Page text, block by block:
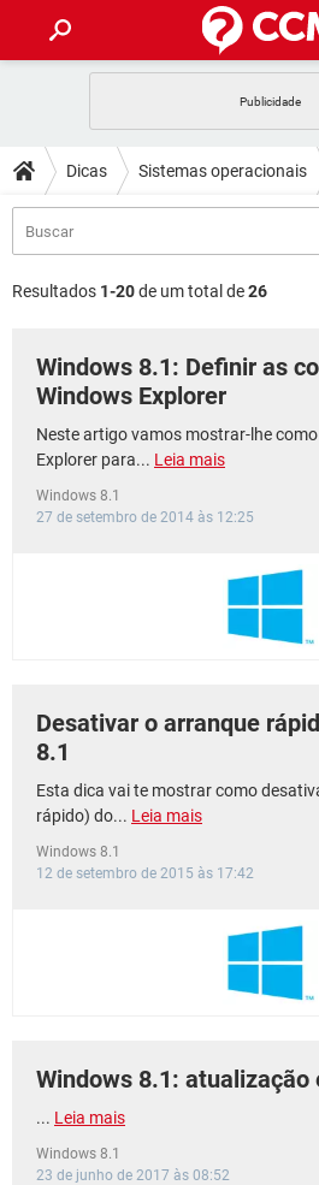
CELULAR
INSTAGRAM
GUIA DE COMPRAS
DICAS
JOGOS
CELULAR
OUTLOOK
GUIA DE COMPRAS
DOWNLOADS
JOGOS
CELULAR
INSTAGRAM
GUIA DE COMPRAS
CELULAR
OUTLOOK
INSTAGRAM
JOGOS
OUTLOOK
INSTAGRAM
Dicas Sistemas operacionais
Resultados 1-20de um total de26
Windows 8.1: Definir as
Windows Explorer
Neste artigo vamos mostrar-lhe
Explorer para... Leia mais
Windows 8.1
27 de setembro de 2014 às 12:25
Desativar o arranque
8.1
Esta dica vai te mostrar como
rápido) do... Leia mais
Windows 8.1
12 de setembro de 2015 às 17:42
Windows 8.1: atualização
... Leia mais
Windows 8.1
23 de junho de 2017 às 08:52